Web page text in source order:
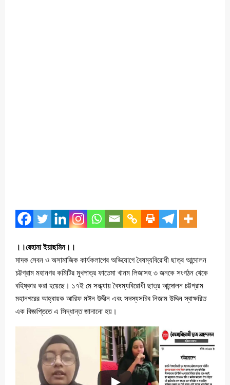
।।রেহানা ইয়াছমিন।।
মাদক সেবন ও অসামাজিক কার্যকলাপের অভিযোগে বৈষম্যবিরোধী ছাত্র আন্দোলন
চট্টগ্রাম মহানগর কমিটির মুখপাত্র ফাতেমা খানম লিজাসহ ৩ জনকে সংগঠন থেকে
বহিষ্কার করা হয়েছে। ১৭ই মে সন্ধ্যায় বৈষম্যবিরোধী ছাত্র আন্দোলন চট্টগ্রাম
মহানগরের আহ্বায়ক আরিফ মঈন উদ্দীন এবং সদস্যসচিব নিজাম উদ্দিন স্বাক্ষরিত
এক বিজ্ঞপ্তিতে এ সিদ্ধান্ত জানানো হয়।